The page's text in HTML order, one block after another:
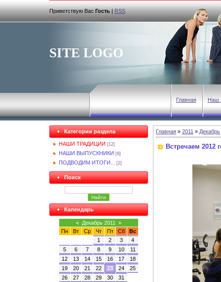
Приветствую Вас Гость|RSS
SITE LOGO
Главная Наш
Категории раздела
НАШИ ТРАДИЦИИ [12]
НАШИ ВЫПУСКНИКИ [6]
ПОДВОДИМ ИТОГИ... [2]
Поиск
Календарь
« Декабрь 2011
»
Пн
Вт Ср Чт Пт Сб
Вс
1
2 3
4
5
6 7 8 9 10
11
12
13 14 15 16 17
18
19
20 21 22 23 24
25
26
27 28 29 30 31
Главная » 2011 » Декабрь
Встречаем 2012